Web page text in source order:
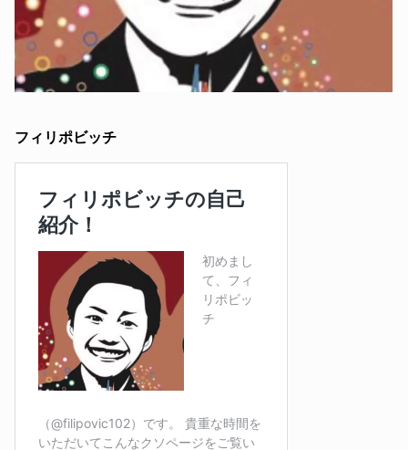
フィリポビッチ